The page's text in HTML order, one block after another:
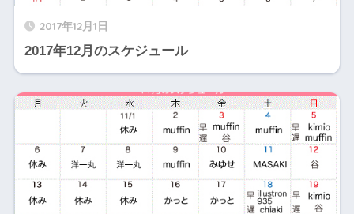
2017年12月1日
2017年12月のスケジュール